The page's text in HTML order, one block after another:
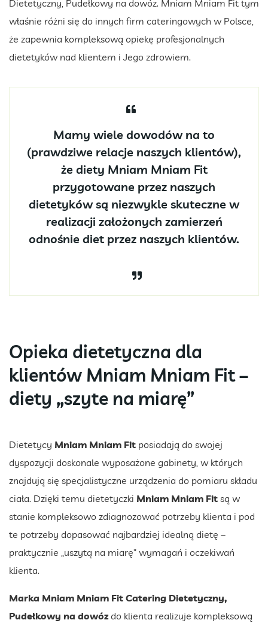
Dietetyczny, Pudełkowy na dowóz. Mniam Mniam Fit tym
właśnie różni się do innych firm cateringowych w Polsce,
że zapewnia kompleksową opiekę profesjonalnych
dietetyków nad klientem i Jego zdrowiem.
Mamy wiele dowodów na to
(prawdziwe relacje naszych klientów),
że diety Mniam Mniam Fit
przygotowane przez naszych
dietetyków są niezwykle skuteczne w
realizacji założonych zamierzeń
odnośnie diet przez naszych klientów.
Opieka dietetyczna dla
klientów Mniam Mniam Fit –
diety „szyte na miarę”
Dietetycy Mniam Mniam Fit posiadają do swojej
dyspozycji doskonale wyposażone gabinety, w których
znajdują się specjalistyczne urządzenia do pomiaru składu
ciała. Dzięki temu dietetyczki Mniam Mniam Fit są w
stanie kompleksowo zdiagnozować potrzeby klienta i pod
te potrzeby dopasować najbardziej idealną dietę –
praktycznie „uszytą na miarę” wymagań i oczekiwań
klienta.
Marka Mniam Mniam Fit Catering Dietetyczny,
Pudełkowy na dowóz do klienta realizuje kompleksową